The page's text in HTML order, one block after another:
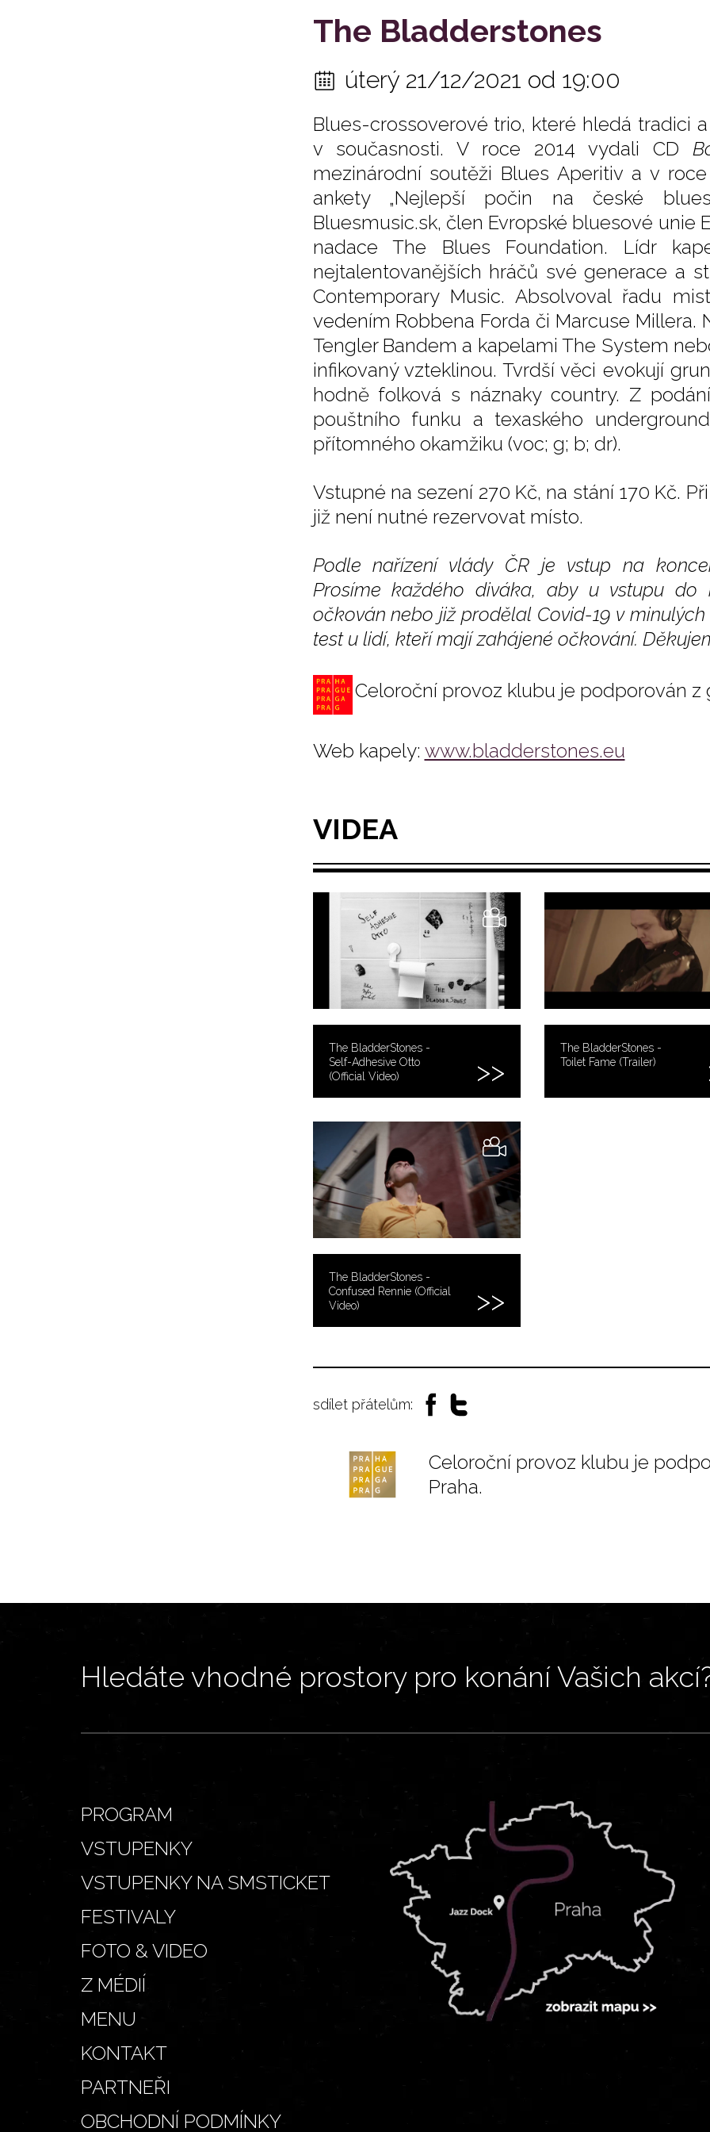
The Bladderstones
úterý 21/12/2021 od 19:00
Blues-crossoverové trio, které hledá tradici
v současnosti. V roce 2014 vydali CD
mezinárodní soutěži Blues Aperitiv a v
ankety „Nejlepší počin na české
Bluesmusic.sk, člen Evropské bluesové unie
nadace The Blues Foundation. Lídr
nejtalentovanějších hráčů své generace a
Contemporary Music. Absolvoval řadu
vedením Robbena Forda či Marcuse Millera.
Tengler Bandem a kapelami The System
infikovaný vzteklinou. Tvrdší věci evokují
hodně folková s náznaky country. Z
pouštního funku a texaského
přítomného okamžiku (voc; g; b; dr).
Vstupné na sezení 270 Kč, na stání 170 Kč.
již není nutné rezervovat místo.
Podle nařízení vlády ČR je vstup na
Prosíme každého diváka, aby u vstupu do
očkován nebo již prodělal Covid-19 v
test u lidí, kteří mají zahájené očkování.
Celoroční provoz klubu je podporován z
Web kapely: www.bladderstones.eu
VIDEA
The BladderStones -
Self-Adhesive Otto
(Official Video)
The BladderStones -
Toilet Fame (Trailer)
The BladderStones -
Confused Rennie (Official
Video)
sdílet přátelům:
Celoroční provoz klubu je
Praha.
Hledáte vhodné prostory pro konání Vašich
PROGRAM
VSTUPENKY
VSTUPENKY NA SMSTICKET
FESTIVALY
FOTO & VIDEO
Z MÉDIÍ
MENU
KONTAKT
PARTNEŘI
OBCHODNÍ PODMÍNKY